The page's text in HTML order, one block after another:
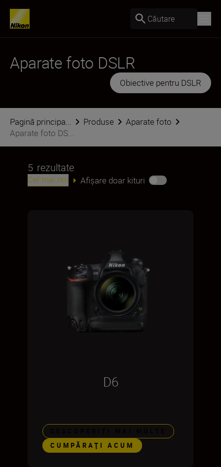
Căutare
Aparate foto DSLR
Obiective pentru DSLR
Pagină principa... Produse
Aparate foto
Aparate foto DS...
5 rezultate
Cel mai noi Afișare doar kituri
D6
CUMPĂRAŢI ACUM